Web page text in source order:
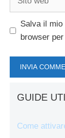
Salva il mio
browser
GUIDE
Come